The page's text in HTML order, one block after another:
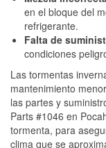
en el bloque del
refrigerante.
Falta de
condiciones
Las tormentas
mantenimiento
las partes y
Parts #1046 en
tormenta, para
clima que se